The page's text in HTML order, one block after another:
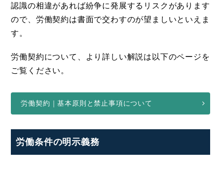
認識の相違があれば紛争に発展するリスクがあります
ので、労働契約は書面で交わすのが望ましいといえま
す。
労働契約について、より詳しい解説は以下のページを
ご覧ください。
労働契約｜基本原則と禁止事項について
労働条件の明示義務